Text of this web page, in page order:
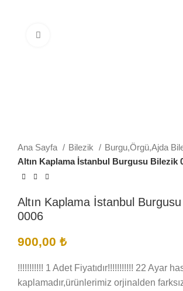
Ana Sayfa Bilezik
Burgu,Örgü,Ajda
Altın Kaplama İstanbul Burgusu Bilezik
Altın Kaplama İstanbul
0006
900,00 ₺
!!!!!!!!!!! 1 Adet Fiyatıdır!!!!!!!!!!! 22 Ayar
kaplamadır,ürünlerimiz orjinalden